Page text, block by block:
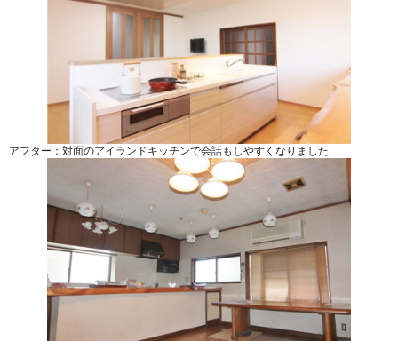
アフター：対面のアイランドキッチンで会話もしやすくなりました